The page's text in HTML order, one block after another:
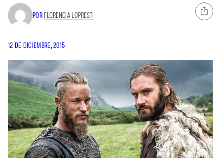
POR FLORENCIA LOPRESTI
12 DE DICIEMBRE, 2015